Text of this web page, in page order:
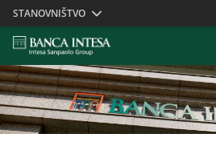
Skiplinks
STANOVNIŠTVO